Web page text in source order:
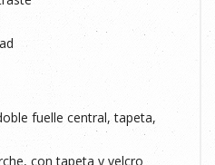
fuelle central, tapeta,
con tapeta y velcro